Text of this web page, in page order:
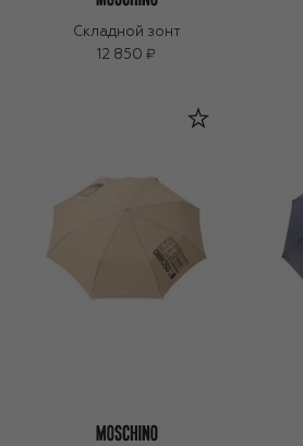
Складной зонт
12 850 ₽